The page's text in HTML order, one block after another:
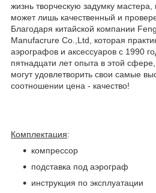
жизнь творческую задумку
может лишь качественный и
Благодаря китайской компании
Manufacrure Co.,Ltd, которая
аэрографов и аксессуаров с 1990
пятнадцати лет опыта в этой
могут удовлетворить свои самые
соотношении цена - качество!
Комплектация:
компрессор
подставка под аэрограф
инструкция по эксплуатации